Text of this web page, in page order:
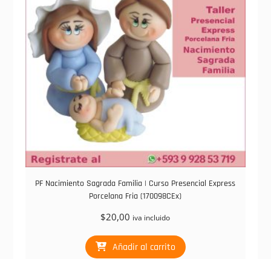
PF Nacimiento Sagrada Familia | Curso Presencial Express
Porcelana Fria (170098CEx)
$20,00 iva incluido
Añadir al carrito